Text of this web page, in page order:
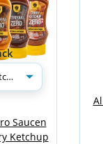
Saucen
Ketchup